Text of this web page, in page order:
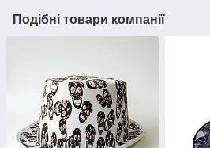
Подібні товари компанії